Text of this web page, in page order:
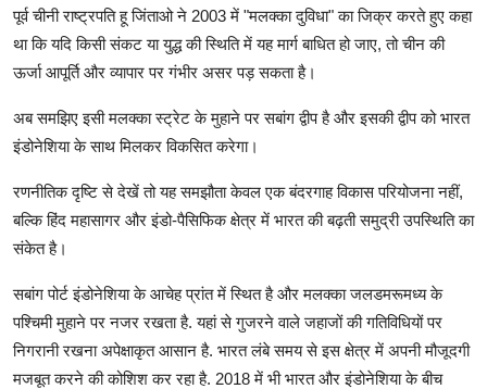
पूर्व चीनी राष्ट्रपति हू जिंताओ ने 2003 में "मलक्का दुविधा" का जिक्र करते हुए कहा
था कि यदि किसी संकट या युद्ध की स्थिति में यह मार्ग बाधित हो जाए, तो चीन की
ऊर्जा आपूर्ति और व्यापार पर गंभीर असर पड़ सकता है।
अब समझिए इसी मलक्का स्ट्रेट के मुहाने पर सबांग द्वीप है और इसकी द्वीप को भारत
इंडोनेशिया के साथ मिलकर विकसित करेगा।
रणनीतिक दृष्टि से देखें तो यह समझौता केवल एक बंदरगाह विकास परियोजना नहीं,
बल्कि हिंद महासागर और इंडो-पैसिफिक क्षेत्र में भारत की बढ़ती समुद्री उपस्थिति का
संकेत है।
सबांग पोर्ट इंडोनेशिया के आचेह प्रांत में स्थित है और मलक्का जलडमरूमध्य के
पश्चिमी मुहाने पर नजर रखता है. यहां से गुजरने वाले जहाजों की गतिविधियों पर
निगरानी रखना अपेक्षाकृत आसान है. भारत लंबे समय से इस क्षेत्र में अपनी मौजूदगी
मजबूत करने की कोशिश कर रहा है. 2018 में भी भारत और इंडोनेशिया के बीच